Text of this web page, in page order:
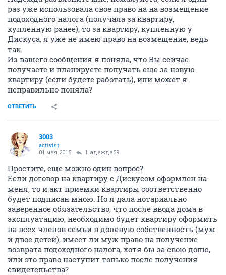
раз уже использовала свое право на на возмещение
подоходного налога (получала за квартиру,
купленную ранее), то за квартиру, купленную у
Дискуса, я уже не имею право на возмещение, ведь
так.
Из вашего сообщения я поняла, что Вы сейчас
получаете и планируете получать еще за новую
квартиру (если будете работать), или может я
неправильно поняла?
ОТВЕТИТЬ
3003
activist
01 мая 2015 Надежда59
Простите, еще можно один вопрос?
Если договор на квартиру с Дискусом оформлен на
меня, то и акт приемки квартиры соответственно
будет подписан мною. Но я дала нотариально
заверенное обязательство, что после ввода дома в
эксплуатацию, необходимо будет квартиру оформить
на всех членов семьи в долевую собственность (муж
и двое детей), имеет ли муж право на получение
возврата подоходного налога, хотя бы за свою долю,
или это право наступит только после получения
свидетельства?